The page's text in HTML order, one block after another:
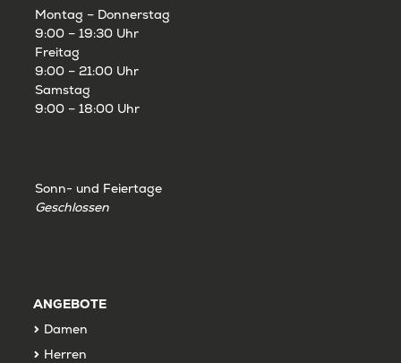
Montag – Donnerstag
9:00 – 19:30 Uhr
Freitag
9:00 – 21:00 Uhr
Samstag
9:00 – 18:00 Uhr
Sonn- und Feiertage
Geschlossen
ANGEBOTE
Damen
Herren